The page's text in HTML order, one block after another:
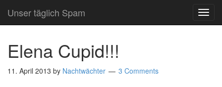
Unser täglich Spam
Elena Cupid!!!
11. April 2013 by Nachtwächter 3 Comments